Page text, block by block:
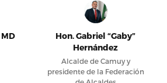
Hon. Gabriel “Gaby”
Hernández
Alcalde de Camuy y
presidente de la Federación